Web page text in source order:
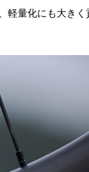
軽量化にも大きく